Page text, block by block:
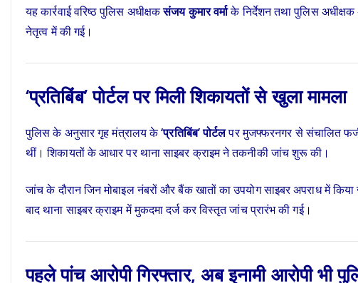
यह कार्रवाई वरिष्ठ पुलिस अधीक्षकसंजय कुमार वर्माके निर्देशन तथा पुलिस
नेतृत्व में की गई।
‘प्रतिबिंब’ पोर्टल पर मिली शिकायतों से खुला मामला
पुलिस के अनुसार गृह मंत्रालय के‘प्रतिबिंब’ पोर्टलपर मुजफ्फरनगर से संचालित
थीं। शिकायतों के आधार पर थाना साइबर क्राइम ने तकनीकी जांच शुरू की।
जांच के दौरान जिन मोबाइल नंबरों और बैंक खातों का उपयोग साइबर अपराध में
बाद थाना साइबर क्राइम में मुकदमा दर्ज कर विस्तृत जांच प्रारंभ की गई।
पहले पांच आरोपी गिरफ्तार, अब इनामी आरोपी भी